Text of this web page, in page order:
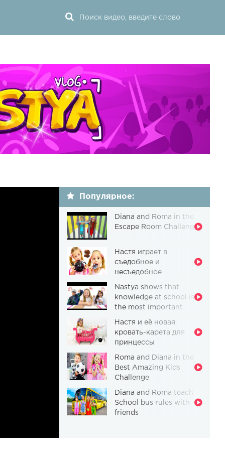
Популярное:
Diana and Roma in the
Escape Room Challenge
Настя играет в
съедобное и
несъедобное
Nastya shows that
knowledge at school is
the most important
Настя и её новая
кровать-карета для
принцессы
Roma and Diana in the
Best Amazing Kids
Challenge
Diana and Roma teach
School bus rules with
friends